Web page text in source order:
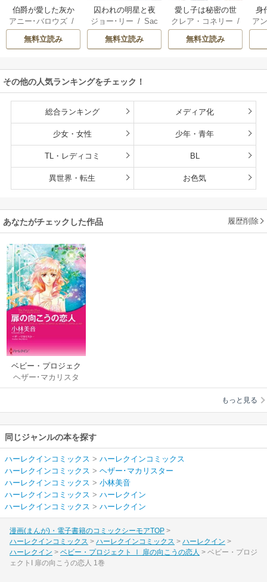
伯爵が愛した灰か
ぶり
アニー･バロウズ/
もとなおこ
無料立読み
囚われの明星と夜
明けのシュヴァリ
エ
ジョー･リー /Sac
hiyo
無料立読み
愛し子は秘密の世
継ぎ
クレア・コネリー /
津寺里可子
無料立読み
身
ア
その他の人気ランキングをチェック！
総合ランキング メディア化
少女・女性 少年・青年
TL・レディコミ BL
異世界・転生 お色気
あなたがチェックした作品 履歴削除
ベビー・プロジェク
ト Ⅰ 扉の向こうの恋
人
ヘザー･マカリスタ
ー/小林美音
もっと見る
同じジャンルの本を探す
ハーレクインコミックス > ハーレクインコミックス
ハーレクインコミックス > ヘザー･マカリスター
ハーレクインコミックス > 小林美音
ハーレクインコミックス > ハーレクイン
ハーレクインコミックス > ハーレクイン
漫画(まんが)・電子書籍のコミックシーモアTOP
ハーレクインコミックス
ハーレクインコミックス
ハーレクイン
ハーレクイン
ベビー・プロジェクト Ⅰ 扉の向こうの恋人
ベビー・プロジ
ェクトI 扉の向こうの恋人 1巻